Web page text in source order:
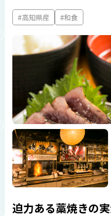
#高知県産 #和食
迫力ある藁焼きの